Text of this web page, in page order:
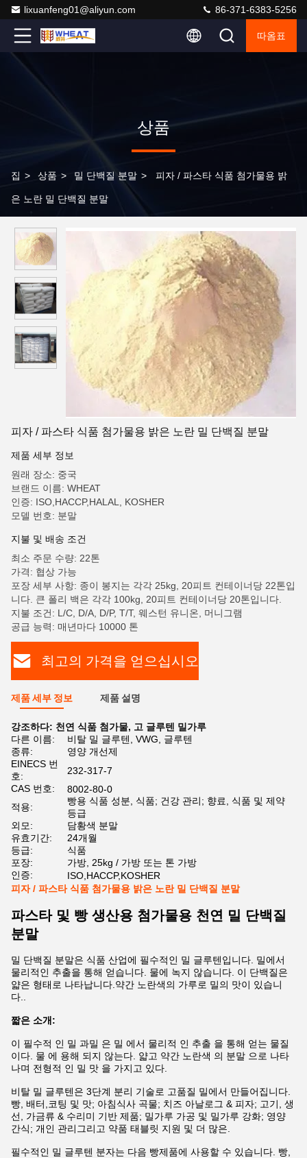
lixuanfeng01@aliyun.com 86-371-6383-5256
따옴표
상품
집 > 상품 > 밀 단백질 분말 > 피자 / 파스타 식품 첨가물용 밝
은 노란 밀 단백질 분말
피자 / 파스타 식품 첨가물용 밝은 노란 밀 단백질 분말
제품 세부 정보
원래 장소: 중국
브랜드 이름: WHEAT
인증: ISO,HACCP,HALAL, KOSHER
모델 번호: 분말
지불 및 배송 조건
최소 주문 수량: 22톤
가격: 협상 가능
포장 세부 사항: 종이 봉지는 각각 25kg, 20피트 컨테이너당 22톤입
니다. 큰 폴리 백은 각각 100kg, 20피트 컨테이너당 20톤입니다.
지불 조건: L/C, D/A, D/P, T/T, 웨스턴 유니온, 머니그램
공급 능력: 매년마다 10000 톤
최고의 가격을 얻으십시오
제품 세부 정보 제품 설명
강조하다: 천연 식품 첨가물, 고 글루텐 밀가루
다른 이름:
비탈 밀 글루텐, VWG, 글루텐
종류:
영양 개선제
EINECS 번
호:
232-317-7
CAS 번호:
8002-80-0
적용:
빵용 식품 성분, 식품; 건강 관리; 향료, 식품 및 제약
등급
외모:
담황색 분말
유효기간:
24개월
등급:
식품
포장:
가방, 25kg / 가방 또는 톤 가방
인증:
ISO,HACCP,KOSHER
피자 / 파스타 식품 첨가물용 밝은 노란 밀 단백질 분말
파스타 및 빵 생산용 첨가물용 천연 밀 단백질
분말
밀 단백질 분말은 식품 산업에 필수적인 밀 글루텐입니다. 밀에서
물리적인 추출을 통해 얻습니다. 물에 녹지 않습니다. 이 단백질은
얇은 형태로 나타납니다.약간 노란색의 가루로 밀의 맛이 있습니
다..
짧은 소개:
이 필수적 인 밀 과밀 은 밀 에서 물리적 인 추출 을 통해 얻는 물질
이다. 물 에 용해 되지 않는다. 얇고 약간 노란색 의 분말 으로 나타
나며 전형적 인 밀 맛 을 가지고 있다.
비탈 밀 글루텐은 3단계 분리 기술로 고품질 밀에서 만들어집니다.
빵, 배터,코팅 및 맛; 아침식사 곡물; 치즈 아날로그 & 피자; 고기, 생
선, 가금류 & 수리미 기반 제품; 밀가루 가공 및 밀가루 강화; 영양
간식; 개인 관리그리고 약품 태블릿 지원 및 더 많은.
필수적인 밀 글루텐 분자는 다음 빵제품에 사용할 수 있습니다. 빵,